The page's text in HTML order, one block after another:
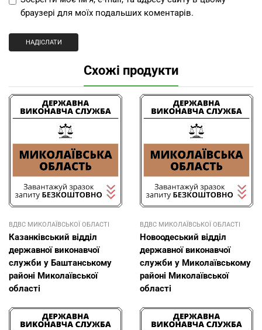
браузері для моїх подальших коментарів.
Схожі продукти
ВДВС МИКОЛАЇВСЬКОЇ ОБЛАСТІ
Казанківський відділ
державної виконавчої
служби у Баштанському
районі Миколаївської
області
ВДВС МИКОЛАЇВСЬКОЇ ОБЛАСТІ
Новоодеський відділ
державної виконавчої
служби у Миколаївському
районі Миколаївської
області